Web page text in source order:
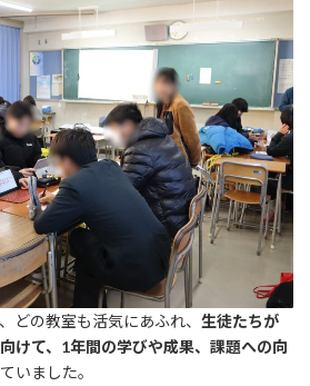
どの教室も活気にあふれ、 生徒たちが
けて、1年間の学びや成果、課題への向
いました。